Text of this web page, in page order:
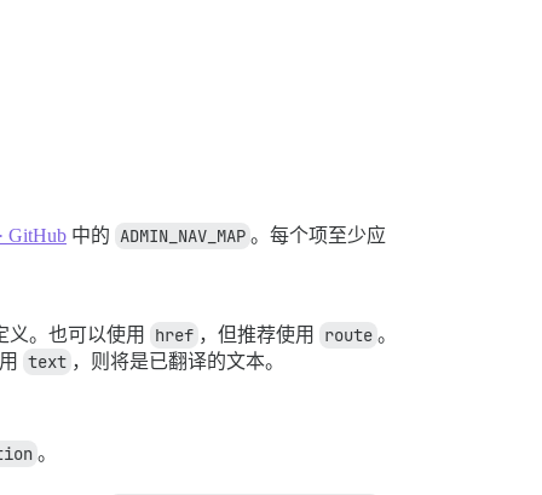
GitHub 中的 ADMIN_NAV_MAP 。每个项至少应
义。也可以使用 href ，但推荐使用 route 。
text ，则将是已翻译的文本。
。